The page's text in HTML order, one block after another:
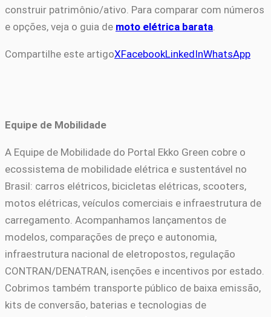
construir patrimônio/ativo. Para comparar com números
e opções, veja o guia de moto elétrica barata.
Compartilhe este artigoXFacebookLinkedInWhatsApp
Equipe de Mobilidade
A Equipe de Mobilidade do Portal Ekko Green cobre o
ecossistema de mobilidade elétrica e sustentável no
Brasil: carros elétricos, bicicletas elétricas, scooters,
motos elétricas, veículos comerciais e infraestrutura de
carregamento. Acompanhamos lançamentos de
modelos, comparações de preço e autonomia,
infraestrutura nacional de eletropostos, regulação
CONTRAN/DENATRAN, isenções e incentivos por estado.
Cobrimos também transporte público de baixa emissão,
kits de conversão, baterias e tecnologias de